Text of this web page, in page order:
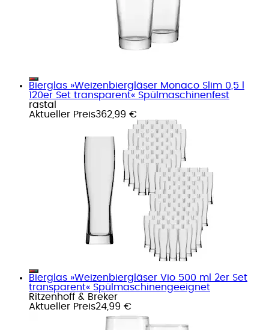
Bierglas »Weizenbiergläser Monaco Slim 0,5 l
120er Set transparent« Spülmaschinenfest
rastal
Aktueller Preis362,99 €
Bierglas »Weizenbiergläser Vio 500 ml 2er Set
transparent« Spülmaschinengeeignet
Ritzenhoff & Breker
Aktueller Preis24,99 €